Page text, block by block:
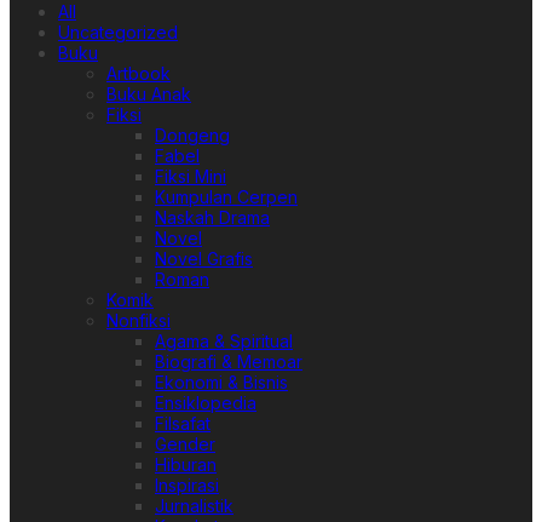
All
Uncategorized
Buku
Artbook
Buku Anak
Fiksi
Dongeng
Fabel
Fiksi Mini
Kumpulan Cerpen
Naskah Drama
Novel
Novel Grafis
Roman
Komik
Nonfiksi
Agama & Spiritual
Biografi & Memoar
Ekonomi & Bisnis
Ensiklopedia
Filsafat
Gender
Hiburan
Inspirasi
Jurnalistik